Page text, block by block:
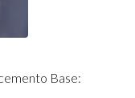
Base: